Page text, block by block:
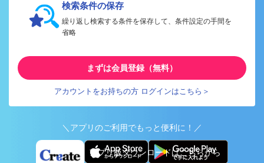
検索条件の保存
繰り返し検索する条件を保存して、条件設定の手間を
省略
まずは会員登録（無料）
アカウントをお持ちの方 ログインはこちら＞
＼アプリのご利用でもっと便利に！／
アプリ版ダウンロードはこちらから